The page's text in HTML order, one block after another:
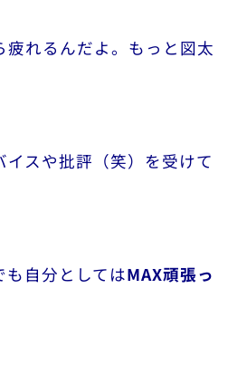
疲れるんだよ。もっと図太
イスや批評（笑）を受けて
自分としてはMAX頑張っ